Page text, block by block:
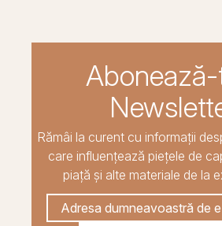
Rămâi la curent cu informații
care influențează piețele de
piață și alte materiale de la